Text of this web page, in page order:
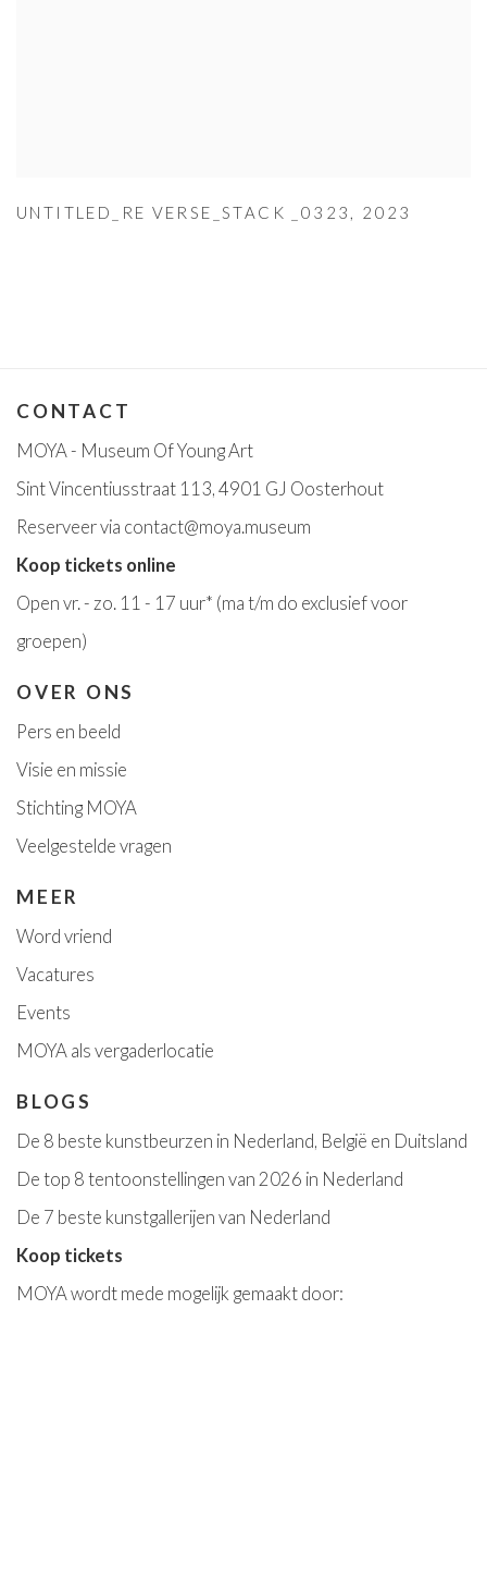
UNTITLED_RE VERSE_STACK _0323 , 2023
CONTACT
MOYA - Museum Of Young Art
Sint Vincentiusstraat 113, 4901 GJ Oosterhout
Reserveer via contact@moya.museum
Koop tickets online
Open vr. - zo. 11 - 17 uur* (ma t/m do exclusief voor
groepen)
OVER ONS
Pers en beeld
Visie en missie
Stichting MOYA
Veelgestelde vragen
MEER
Word vriend
Vacatures
Events
MOYA als vergaderlocatie
BLOGS
De 8 beste kunstbeurzen in Nederland, België en Duitsland
De top 8 tentoonstellingen van 2026 in Nederland
De 7 beste kunstgallerijen van Nederland
Koop tickets
MOYA wordt mede mogelijk gemaakt door: